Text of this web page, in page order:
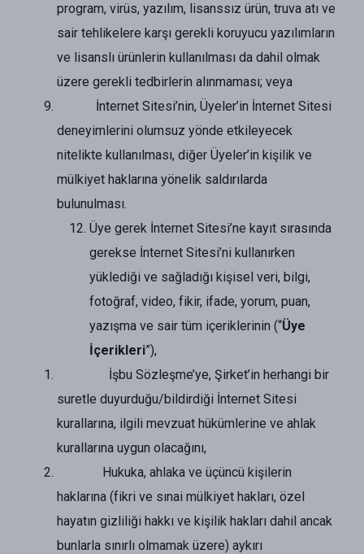
program, virüs, yazılım, lisanssız ürün, truva atı ve
sair tehlikelere karşı gerekli koruyucu yazılımların
ve lisanslı ürünlerin kullanılması da dahil olmak
üzere gerekli tedbirlerin alınmaması; veya
İnternet Sitesi’nin, Üyeler’in İnternet Sitesi
deneyimlerini olumsuz yönde etkileyecek
nitelikte kullanılması, diğer Üyeler’in kişilik ve
mülkiyet haklarına yönelik saldırılarda
bulunulması.
Üye gerek İnternet Sitesi’ne kayıt sırasında
gerekse İnternet Sitesi’ni kullanırken
yüklediği ve sağladığı kişisel veri, bilgi,
fotoğraf, video, fikir, ifade, yorum, puan,
yazışma ve sair tüm içeriklerinin (“Üye
İçerikleri”),
İşbu Sözleşme’ye, Şirket’in herhangi bir
suretle duyurduğu/bildirdiği İnternet Sitesi
kurallarına, ilgili mevzuat hükümlerine ve ahlak
kurallarına uygun olacağını,
Hukuka, ahlaka ve üçüncü kişilerin
haklarına (fikri ve sınai mülkiyet hakları, özel
hayatın gizliliği hakkı ve kişilik hakları dahil ancak
bunlarla sınırlı olmamak üzere) aykırı